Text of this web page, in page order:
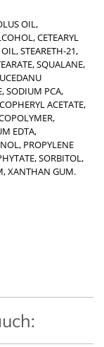
OIL,
CETEARYL
STEARETH-21,
SQUALANE,
SODIUM PCA,
ACETATE,
EDTA,
PROPYLENE
SORBITOL,
XANTHAN GUM.